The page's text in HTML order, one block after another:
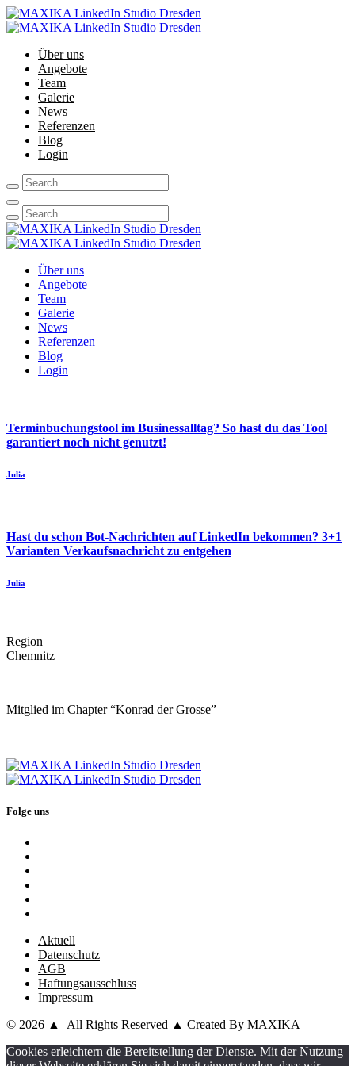
Über uns
Angebote
Team
Galerie
News
Referenzen
Blog
Login
Über uns
Angebote
Team
Galerie
News
Referenzen
Blog
Login
Terminbuchungstool im Businessalltag? So hast du das Tool
garantiert noch nicht genutzt!
Julia
Hast du schon Bot-Nachrichten auf LinkedIn bekommen? 3+1
Varianten Verkaufsnachricht zu entgehen
Julia
Region
Chemnitz
Mitglied im Chapter “Konrad der Grosse”
Folge uns
Aktuell
Datenschutz
AGB
Haftungsausschluss
Impressum
© 2026 ▲ All Rights Reserved ▲ Created By MAXIKA
Cookies erleichtern die Bereitstellung der Dienste. Mit der Nutzung